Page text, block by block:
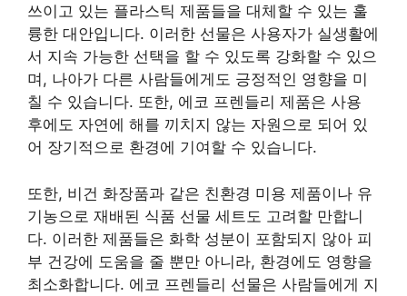
쓰이고 있는 플라스틱 제품들을 대체할 수 있는 훌
륭한 대안입니다. 이러한 선물은 사용자가 실생활에
서 지속 가능한 선택을 할 수 있도록 강화할 수 있으
며, 나아가 다른 사람들에게도 긍정적인 영향을 미
칠 수 있습니다. 또한, 에코 프렌들리 제품은 사용
후에도 자연에 해를 끼치지 않는 자원으로 되어 있
어 장기적으로 환경에 기여할 수 있습니다.
또한, 비건 화장품과 같은 친환경 미용 제품이나 유
기농으로 재배된 식품 선물 세트도 고려할 만합니
다. 이러한 제품들은 화학 성분이 포함되지 않아 피
부 건강에 도움을 줄 뿐만 아니라, 환경에도 영향을
최소화합니다. 에코 프렌들리 선물은 사람들에게 지